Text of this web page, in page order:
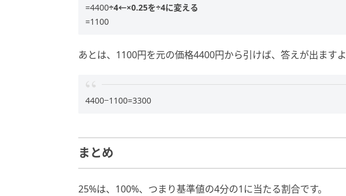
=4400÷4←×0.25を÷4に変える
=1100
あとは、1100円を元の価格4400円から引けば、答えが出ますよ
4400−1100=3300
まとめ
25%は、100%、つまり基準値の4分の1に当たる割合です。